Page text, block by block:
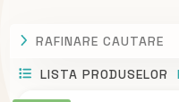
RAFINARE CAUTARE
LISTA PRODUSELOR